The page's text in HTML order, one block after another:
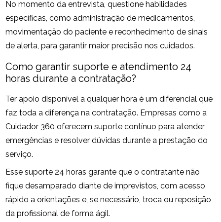
No momento da entrevista, questione habilidades
específicas, como administração de medicamentos,
movimentação do paciente e reconhecimento de sinais
de alerta, para garantir maior precisão nos cuidados.
Como garantir suporte e atendimento 24
horas durante a contratação?
Ter apoio disponível a qualquer hora é um diferencial que
faz toda a diferença na contratação. Empresas como a
Cuidador 360 oferecem suporte contínuo para atender
emergências e resolver dúvidas durante a prestação do
serviço.
Esse suporte 24 horas garante que o contratante não
fique desamparado diante de imprevistos, com acesso
rápido a orientações e, se necessário, troca ou reposição
da profissional de forma ágil.